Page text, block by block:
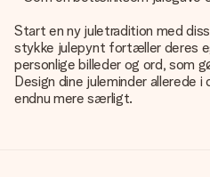
Start en ny juletradition med
stykke julepynt fortæller deres
personlige billeder og ord, som
Design dine juleminder allerede
endnu mere særligt.